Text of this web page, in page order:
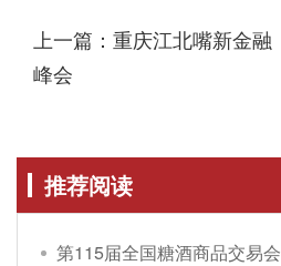
上一篇：重庆江北嘴新金融
峰会
推荐阅读
第115届全国糖酒商品交易会